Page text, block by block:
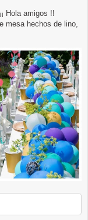
Hola amigos !!
mesa hechos de lino,